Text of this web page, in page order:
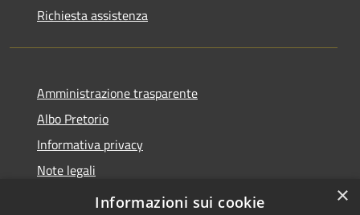
Richiesta assistenza
Amministrazione trasparente
Albo Pretorio
Informativa privacy
Note legali
Dichiarazione di accessibilità
×
Informazioni sui cookie